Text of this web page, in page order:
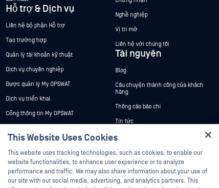
Hỗ trợ & Dịch vụ
Liên hệ bộ phận Hỗ trợ
Tạo trường hợp
Quản lý tài khoản kỹ thuật
Dịch vụ chuyên nghiệp
Được quản lý My OPSWAT
Dịch vụ triển khai
Cổng thông tin My OPSWAT
Đào tạo
Chương trình Xử lý Lỗ hổng Bảo mật
Đối tác
Chứng nhận
Nghề nghiệp
Vị trí mở
Liên hệ với chúng tôi
Tài nguyên
Blog
Câu chuyện thành công của khách
hàng
Thông cáo báo chí
Tin tức
Sự kiện
Hội thảo trên trực tuyến
Datasheets
White Papers
This Website Uses Cookies
This website uses tracking technologies, such as cookies, to enable our
website functionalities, to enhance user experience or to analyze
performance and traffic. We may also share information about your use of
our site with our social media, advertising, and analytics partners. This
Hey there!
I'm Ozzy, your OPSWAT virtual assistant.
How can I help you secure what's critical
today?